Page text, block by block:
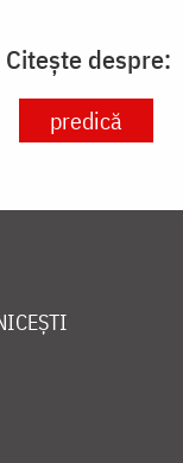
Citește despre:
predică